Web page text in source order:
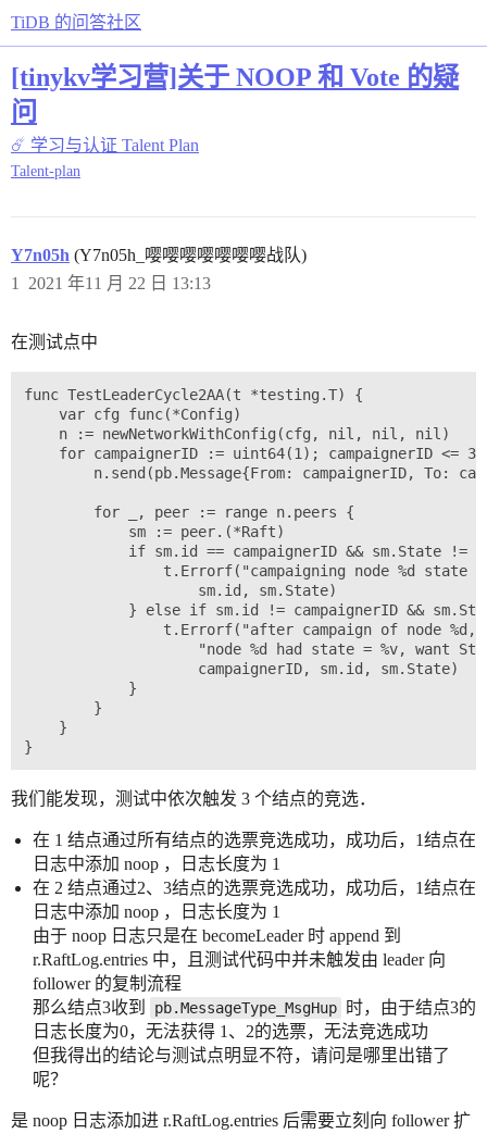
TiDB 的问答社区
[tinykv学习营]关于 NOOP 和 Vote 的疑
问
☄️ 学习与认证 Talent Plan
Talent-plan
Y7n05h (Y7n05h_嘤嘤嘤嘤嘤嘤嘤战队)
2021 年11 月 22 日 13:13
1
在测试点中
func TestLeaderCycle2AA(t *testing.T) {
我们能发现，测试中依次触发 3 个结点的竞选．
在 1 结点通过所有结点的选票竞选成功，成功后，1结点在
日志中添加 noop ，日志长度为 1
在 2 结点通过2、3结点的选票竞选成功，成功后，1结点在
日志中添加 noop ，日志长度为 1
由于 noop 日志只是在 becomeLeader 时 append 到
r.RaftLog.entries 中，且测试代码中并未触发由 leader 向
follower 的复制流程
那么结点3收到
pb.MessageType_MsgHup
时，由于结点3的
日志长度为0，无法获得 1、2的选票，无法竞选成功
但我得出的结论与测试点明显不符，请问是哪里出错了
呢？
是 noop 日志添加进 r.RaftLog.entries 后需要立刻向 follower 扩